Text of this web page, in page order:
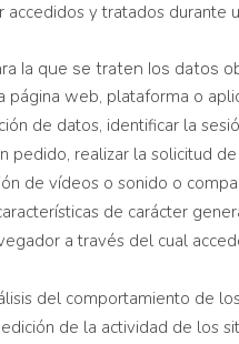
y tratados
la que se traten los datos
web, plataforma o
de datos, identificar la
realizar la solicitud
de vídeos o sonido o
de carácter
a través del cual
del comportamiento de
de la actividad de los